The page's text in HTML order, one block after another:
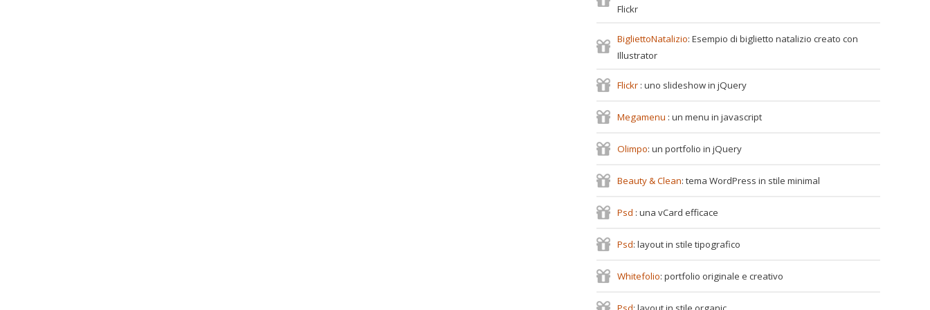
Flickr
BigliettoNatalizio: Esempio di biglietto natalizio creato con
Illustrator
Flickr : uno slideshow in jQuery
Megamenu : un menu in javascript
Olimpo: un portfolio in jQuery
Beauty & Clean: tema WordPress in stile minimal
Psd : una vCard efficace
Psd: layout in stile tipografico
Whitefolio: portfolio originale e creativo